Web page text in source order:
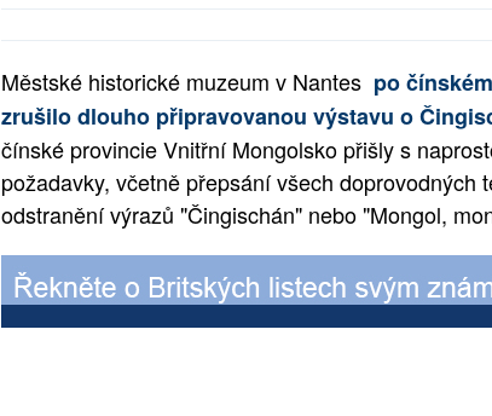
Městské historické muzeum v Nantes po
zrušilo dlouho připravovanou výstavu o
čínské provincie Vnitřní Mongolsko přišly s
požadavky, včetně přepsání všech doprovodných
odstranění výrazů "Čingischán" nebo "Mongol,